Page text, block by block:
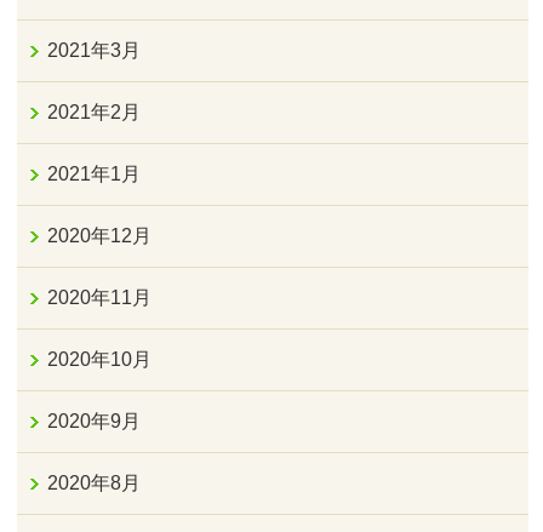
2021年3月
2021年2月
2021年1月
2020年12月
2020年11月
2020年10月
2020年9月
2020年8月